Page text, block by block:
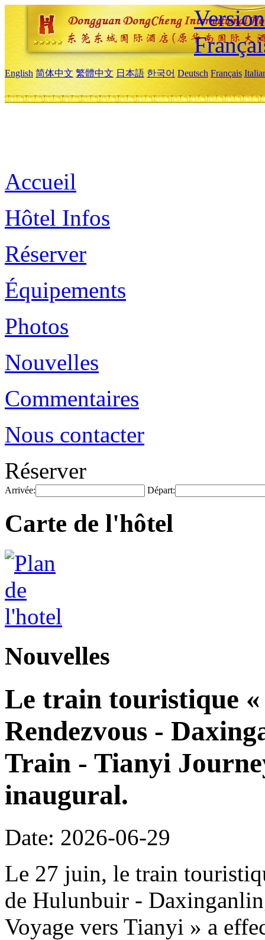
English 简体中文 繁體中文 日本語 한국어 Deutsch Français
Accueil
Hôtel Infos
Réserver
Équipements
Photos
Nouvelles
Commentaires
Nous contacter
Réserver
Arrivée: Départ:
Carte de l'hôtel
Nouvelles
Le train touristique
Rendezvous -
Train - Tianyi
inaugural.
Date: 2026-06-29
Le 27 juin, le train
de Hulunbuir -
Voyage vers Tianyi » a